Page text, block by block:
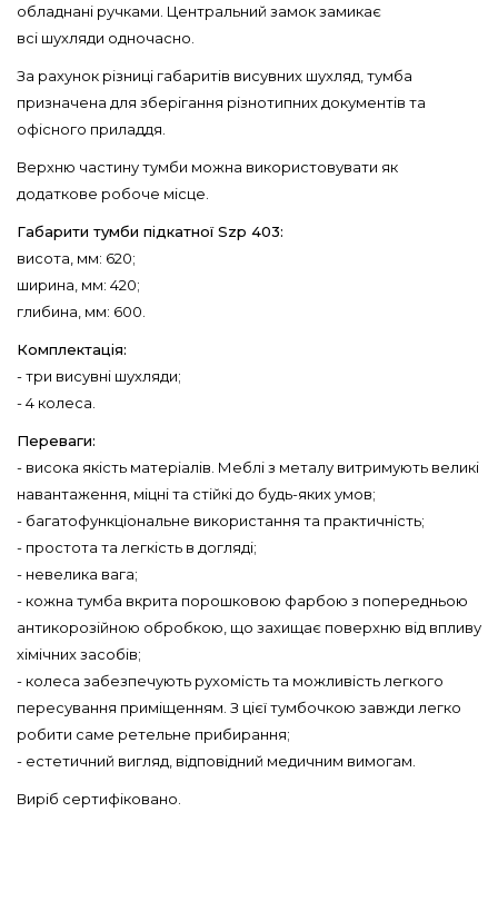
обладнані ручками. Центральний замок замикає
всі шухляди одночасно.
За рахунок різниці габаритів висувних шухляд, тумба
призначена для зберігання різнотипних документів та
офісного приладдя.
Верхню частину тумби можна використовувати як
додаткове робоче місце.
Габарити тумби підкатної Szp 403:
висота, мм: 620;
ширина, мм: 420;
глибина, мм: 600.
Комплектація:
- три висувні шухляди;
- 4 колеса.
Переваги:
- висока якість матеріалів. Меблі з металу витримують великі
навантаження, міцні та стійкі до будь-яких умов;
- багатофункціональне використання та практичність;
- простота та легкість в догляді;
- невелика вага;
- кожна тумба вкрита порошковою фарбою з попередньою
антикорозійною обробкою, що захищає поверхню від впливу
хімічних засобів;
- колеса забезпечують рухомість та можливість легкого
пересування приміщенням. З цієї тумбочкою завжди легко
робити саме ретельне прибирання;
- естетичний вигляд, відповідний медичним вимогам.
Виріб сертифіковано.